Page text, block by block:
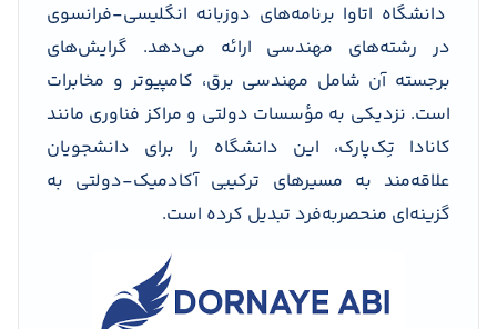
دانشگاه اتاوا برنامه‌های دو‌زبانه انگلیسی-فرانسوی
در رشته‌های مهندسی ارائه می‌دهد. گرایش‌های
برجسته آن شامل مهندسی برق، کامپیوتر و مخابرات
است. نزدیکی به مؤسسات دولتی و مراکز فناوری مانند
کانادا تِک‌پارک، این دانشگاه را برای دانشجویان
علاقه‌مند به مسیرهای ترکیبی آکادمیک-دولتی به
گزینه‌ای منحصربه‌فرد تبدیل کرده است.